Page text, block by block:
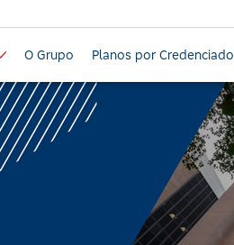
O Grupo Planos por Credenciado